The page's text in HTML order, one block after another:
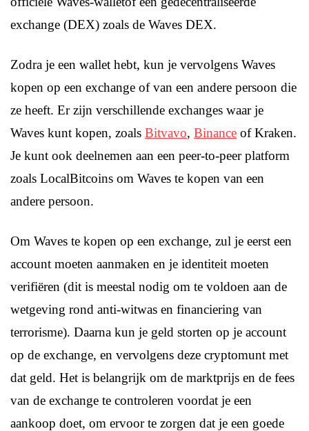
exchange (DEX) zoals de Waves DEX.
Zodra je een wallet hebt, kun je vervolgens Waves
kopen op een exchange of van een andere persoon die
ze heeft. Er zijn verschillende exchanges waar je
Waves kunt kopen, zoals Bitvavo, Binance of Kraken.
Je kunt ook deelnemen aan een peer-to-peer platform
zoals LocalBitcoins om Waves te kopen van een
andere persoon.
Om Waves te kopen op een exchange, zul je eerst een
account moeten aanmaken en je identiteit moeten
verifiëren (dit is meestal nodig om te voldoen aan de
wetgeving rond anti-witwas en financiering van
terrorisme). Daarna kun je geld storten op je account
op de exchange, en vervolgens deze cryptomunt met
dat geld. Het is belangrijk om de marktprijs en de fees
van de exchange te controleren voordat je een
aankoop doet, om ervoor te zorgen dat je een goede